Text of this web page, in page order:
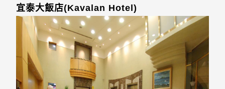
宜泰大飯店(Kavalan Hotel)